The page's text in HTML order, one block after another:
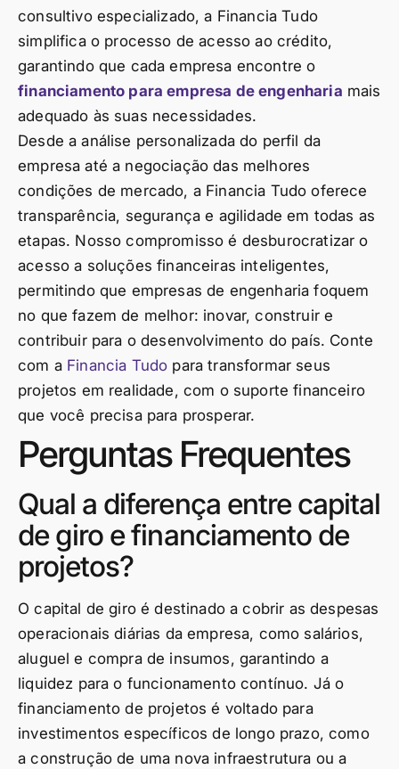
consultivo especializado, a Financia Tudo
simplifica o processo de acesso ao crédito,
garantindo que cada empresa encontre o
financiamento para empresa de engenharia mais
adequado às suas necessidades.
Desde a análise personalizada do perfil da
empresa até a negociação das melhores
condições de mercado, a Financia Tudo oferece
transparência, segurança e agilidade em todas as
etapas. Nosso compromisso é desburocratizar o
acesso a soluções financeiras inteligentes,
permitindo que empresas de engenharia foquem
no que fazem de melhor: inovar, construir e
contribuir para o desenvolvimento do país. Conte
com a Financia Tudo para transformar seus
projetos em realidade, com o suporte financeiro
que você precisa para prosperar.
Perguntas Frequentes
Qual a diferença entre capital
de giro e financiamento de
projetos?
O capital de giro é destinado a cobrir as despesas
operacionais diárias da empresa, como salários,
aluguel e compra de insumos, garantindo a
liquidez para o funcionamento contínuo. Já o
financiamento de projetos é voltado para
investimentos específicos de longo prazo, como
a construção de uma nova infraestrutura ou a